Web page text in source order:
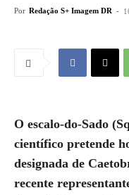
Por Redação S+ Imagem DR -
O escalo-do-Sado
científico pretende
designada de
recente